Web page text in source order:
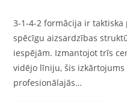
3-1-4-2 formācija ir
spēcīgu aizsardzības
iespējām. Izmantojot trīs
vidējo līniju, šis
profesionālajās…